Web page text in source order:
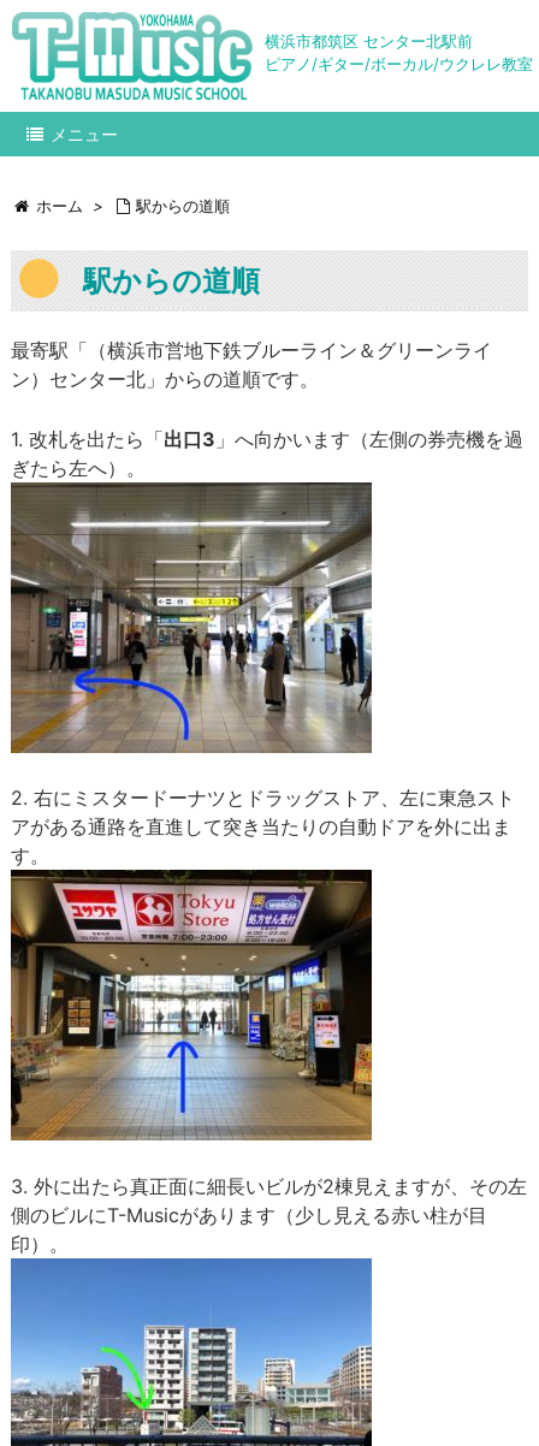
横浜市都筑区 センター北駅前
ピアノ/ギター/ボーカル/ウクレレ教室
メニュー
ホーム > 駅からの道順
駅からの道順
最寄駅「（横浜市営地下鉄ブルーライン＆グリーンライ
ン）センター北」からの道順です。
1. 改札を出たら「出口3 」へ向かいます（左側の券売機を過
ぎたら左へ）。
2. 右にミスタードーナツとドラッグストア、左に東急スト
アがある通路を直進して突き当たりの自動ドアを外に出ま
す。
3. 外に出たら真正面に細長いビルが2棟見えますが、その左
側のビルにT-Musicがあります（少し見える赤い柱が目
印）。